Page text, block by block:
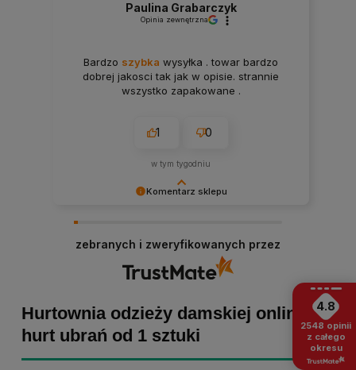
Komentarz sklepu
skrzydeł, dlatego tym bardziej cieszymy się, że
zakup przebiegł pomyślnie. Obiecujemy
utrzymać dobrą passę - zapraszamy ponownie! :)
Paulina Grabarczyk
Opinia zewnętrzna
Bardzo szybka wysyłka . towar bardzo
dobrej jakosci tak jak w opisie. strannie
wszystko zapakowane .
1 0
w tym tygodniu
zebranych i zweryfikowanych przez
Hurtownia odzieży damskiej online -
hurt ubrań od 1 sztuki
4.8
2548 opinii
z całego
okresu